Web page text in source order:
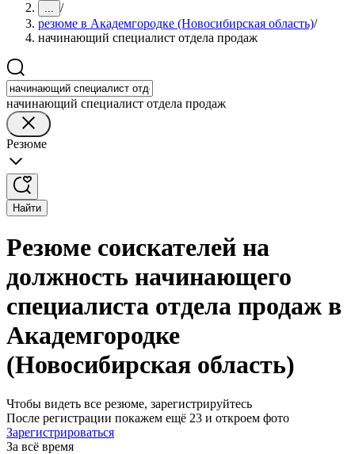
... /
резюме в Академгородке (Новосибирская область)/
начинающий специалист отдела продаж
начинающий специалист отдела продаж
Резюме
Найти
Резюме соискателей на
должность начинающего
специалиста отдела продаж в
Академгородке
(Новосибирская область)
Чтобы видеть все резюме, зарегистрируйтесь
После регистрации покажем ещё 23 и откроем фото
Зарегистрироваться
За всё время